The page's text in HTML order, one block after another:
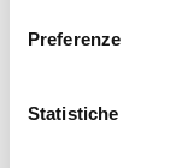
Preferenze
Statistiche